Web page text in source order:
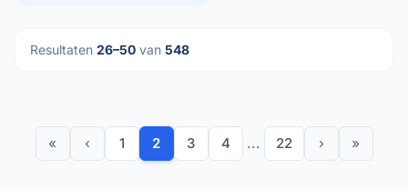
Resultaten 26–50 van 548
« ‹ 1 2 3 4 ... 22 › »